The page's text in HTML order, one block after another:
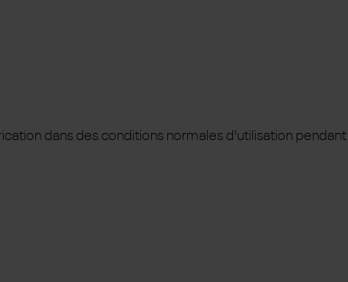
dans des conditions normales d'utilisation pendant